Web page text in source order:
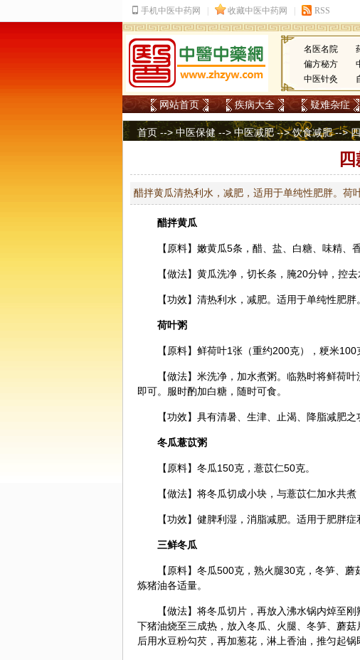
名医名院
偏方秘方
中医针灸
网站首页 疾病大全 疑难杂症
首页 -->中医保健 -->中医减肥-->饮食减肥-->
醋拌黄瓜清热利水，减肥，适用于单纯性肥胖。荷
醋拌黄瓜
【原料】嫩黄瓜5条，醋、盐、白糖、味精、
【做法】黄瓜洗净，切长条，腌20分钟，控
【功效】清热利水， 减肥。适用于单纯性肥胖。
荷叶粥
【原料】鲜荷叶1张（重约200克），粳米100
【做法】米洗净，加水煮粥。临熟时将鲜荷
即可。服时酌加白糖，随时可食。
【功效】具有清暑、生津、止渴、降脂减肥之
冬瓜薏苡粥
【原料】冬瓜150克， 薏苡仁50克。
【做法】将冬瓜切成小块，与薏苡仁加水共
【功效】健脾利湿，消脂减肥。适用于肥胖症
三鲜冬瓜
【原料】冬瓜500克，熟火腿30克，冬笋、 蘑
炼猪油各适量。
【做法】将冬瓜切片，再放入沸水锅内焯至
下猪油烧至三成热，放入冬瓜、火腿、冬笋、蘑
后用水豆粉勾芡，再加葱花，淋上香油，推匀起锅